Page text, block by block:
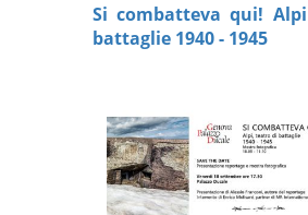
Si combatteva qui!
battaglie 1940 - 1945